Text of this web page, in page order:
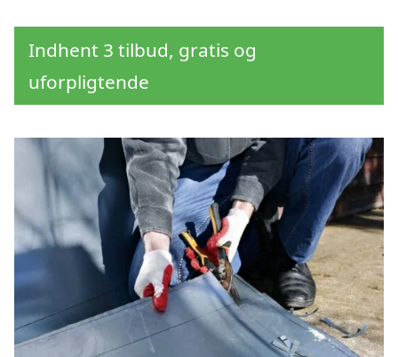
Indhent 3 tilbud, gratis og
uforpligtende